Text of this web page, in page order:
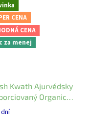
CENA
CENA
za menej
Kwath Ajurvédsky
Organic
25 vreciek